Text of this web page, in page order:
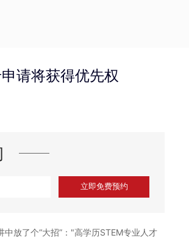
请将获得优先权
立即免费预约
放了个“大招”："高学历STEM专业人才